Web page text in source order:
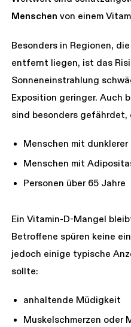
Menschen von einem
Besonders in Regionen,
entfernt liegen, ist das
Sonneneinstrahlung
Exposition geringer. Auch
sind besonders gefährdet,
Menschen mit
Menschen mit
Personen über 65 Jahre
Ein Vitamin-D-Mangel
Betroffene spüren keine
jedoch einige typische
sollte:
anhaltende Müdigkeit
Muskelschmerzen oder